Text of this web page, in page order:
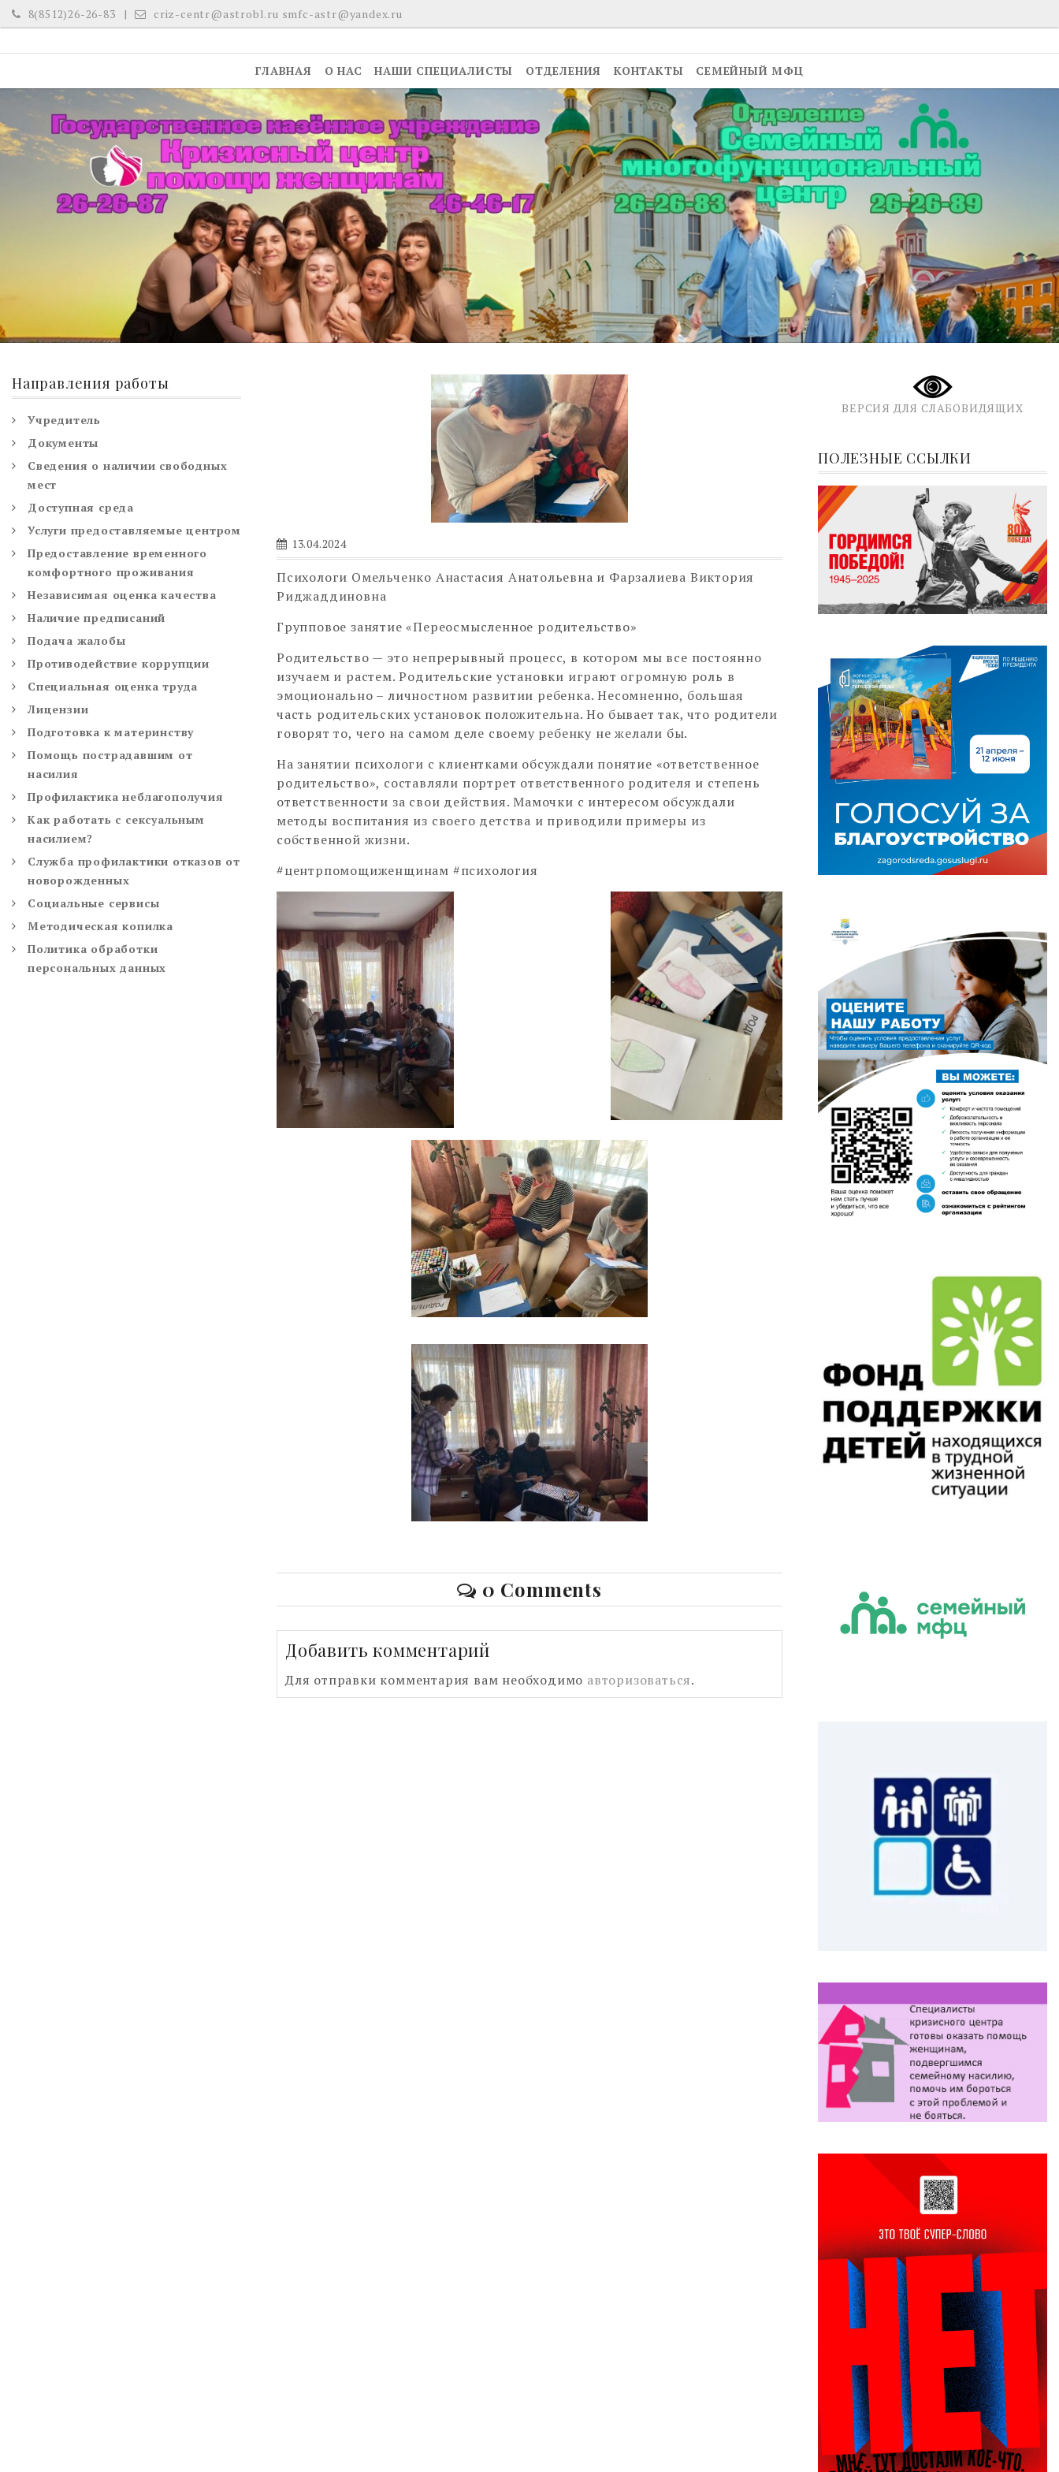
Skip
to
8(8512)26-26-83 criz-centr@astrobl.ru smfc-astr@yandex.ru
ГЛАВНАЯ О НАС НАШИ СПЕЦИАЛИСТЫ ОТДЕЛЕНИЯ КОНТАКТЫ СЕМЕЙНЫЙ МФЦ
13.04.2024
Психологи Омельченко Анастасия Анатольевна и Фарзалиева Виктория
Риджаддиновна
Групповое занятие «Переосмысленное родительство»
Родительство — это непрерывный процесс, в котором мы все постоянно
изучаем и растем. Родительские установки играют огромную роль в
эмоционально – личностном развитии ребенка. Несомненно, большая
часть родительских установок положительна. Но бывает так, что родители
говорят то, чего на самом деле своему ребенку не желали бы.
На занятии психологи с клиентками обсуждали понятие «ответственное
родительство», составляли портрет ответственного родителя и степень
ответственности за свои действия. Мамочки с интересом обсуждали
методы воспитания из своего детства и приводили примеры из
собственной жизни.
#центрпомощиженщинам #психология
0 Comments
Добавить комментарий
Для отправки комментария вам необходимо авторизоваться.
Направления работы
Учредитель
Документы
Сведения о наличии свободных
мест
Доступная среда
Услуги предоставляемые центром
Предоставление временного
комфортного проживания
Независимая оценка качества
Наличие предписаний
Подача жалобы
Противодействие коррупции
Специальная оценка труда
Лицензии
Подготовка к материнству
Помощь пострадавшим от
насилия
Профилактика неблагополучия
Как работать с сексуальным
насилием?
Служба профилактики отказов от
новорожденных
Социальные сервисы
Методическая копилка
Политика обработки
персональных данных
ВЕРСИЯ ДЛЯ СЛАБОВИДЯЩИХ
ПОЛЕЗНЫЕ ССЫЛКИ